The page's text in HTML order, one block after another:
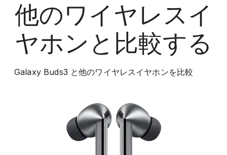
他のワイヤレスイ
ヤホン と比較する
Galaxy Buds3 と他のワイヤレスイヤホンを比較